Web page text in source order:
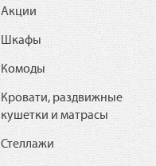
Акции
Шкафы
Комоды
Кровати, раздвижные
кушетки и матрасы
Стеллажи